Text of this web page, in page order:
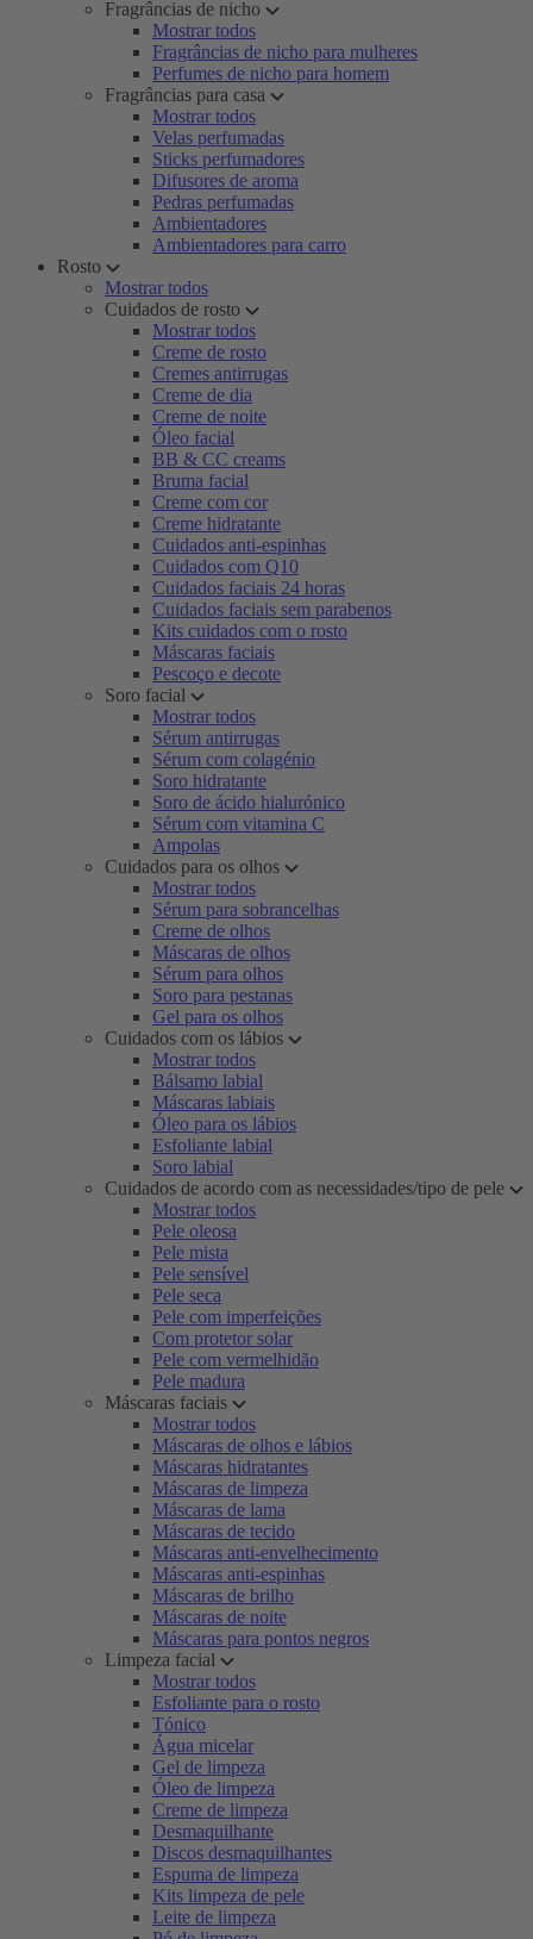
Fragrâncias de nicho
Mostrar todos
Fragrâncias de nicho para mulheres
Perfumes de nicho para homem
Fragrâncias para casa
Mostrar todos
Velas perfumadas
Sticks perfumadores
Difusores de aroma
Pedras perfumadas
Ambientadores
Ambientadores para carro
Rosto
Mostrar todos
Cuidados de rosto
Mostrar todos
Creme de rosto
Cremes antirrugas
Creme de dia
Creme de noite
Óleo facial
BB & CC creams
Bruma facial
Creme com cor
Creme hidratante
Cuidados anti-espinhas
Cuidados com Q10
Cuidados faciais 24 horas
Cuidados faciais sem parabenos
Kits cuidados com o rosto
Máscaras faciais
Pescoço e decote
Soro facial
Mostrar todos
Sérum antirrugas
Sérum com colagénio
Soro hidratante
Soro de ácido hialurónico
Sérum com vitamina C
Ampolas
Cuidados para os olhos
Mostrar todos
Sérum para sobrancelhas
Creme de olhos
Máscaras de olhos
Sérum para olhos
Soro para pestanas
Gel para os olhos
Cuidados com os lábios
Mostrar todos
Bálsamo labial
Máscaras labiais
Óleo para os lábios
Esfoliante labial
Soro labial
Cuidados de acordo com as necessidades/tipo de pele
Mostrar todos
Pele oleosa
Pele mista
Pele sensível
Pele seca
Pele com imperfeições
Com protetor solar
Pele com vermelhidão
Pele madura
Máscaras faciais
Mostrar todos
Máscaras de olhos e lábios
Máscaras hidratantes
Máscaras de limpeza
Máscaras de lama
Máscaras de tecido
Máscaras anti-envelhecimento
Máscaras anti-espinhas
Máscaras de brilho
Máscaras de noite
Máscaras para pontos negros
Limpeza facial
Mostrar todos
Esfoliante para o rosto
Tónico
Água micelar
Gel de limpeza
Óleo de limpeza
Creme de limpeza
Desmaquilhante
Discos desmaquilhantes
Espuma de limpeza
Kits limpeza de pele
Leite de limpeza